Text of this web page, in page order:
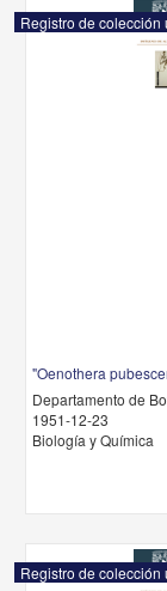
"Oenothera
Departamento de
1951-12-23
Biología y Química